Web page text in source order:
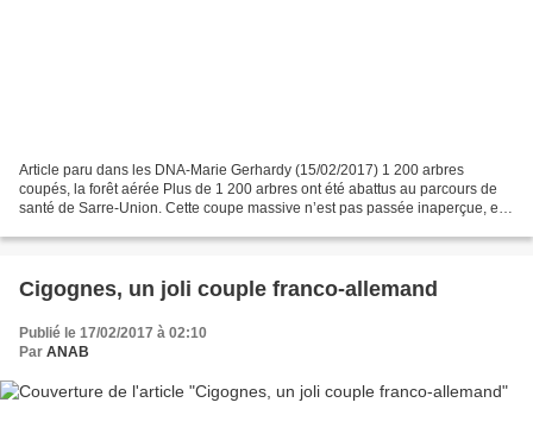
Article paru dans les DNA-Marie Gerhardy (15/02/2017) 1 200 arbres
coupés, la forêt aérée Plus de 1 200 arbres ont été abattus au parcours de
santé de Sarre-Union. Cette coupe massive n’est pas passée inaperçue, et a
Cigognes, un joli couple franco-allemand
Publié le 17/02/2017 à 02:10
Par ANAB